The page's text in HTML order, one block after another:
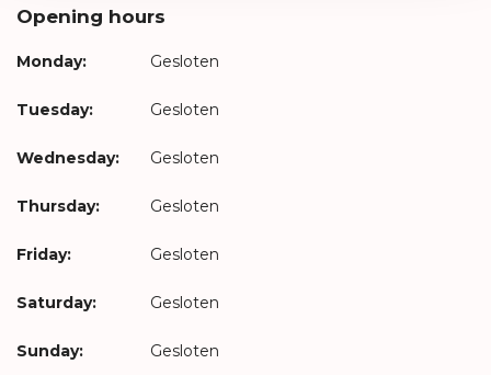
Opening hours
Monday: Gesloten
Tuesday: Gesloten
Wednesday: Gesloten
Thursday: Gesloten
Friday: Gesloten
Saturday: Gesloten
Sunday: Gesloten